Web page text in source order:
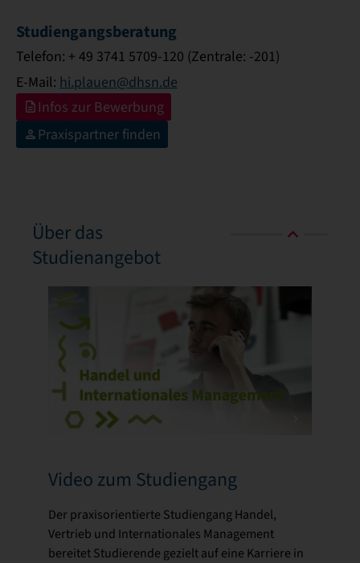
Studiengangsberatung
Telefon: + 49 3741 5709-120 (Zentrale: -201)
E-Mail: hi.plauen@dhsn.de
Infos zur Bewerbung
Praxispartner finden
Über das
Studienangebot
Video zum Studiengang
Der praxisorientierte Studiengang Handel,
Vertrieb und Internationales Management
bereitet Studierende gezielt auf eine Karriere in